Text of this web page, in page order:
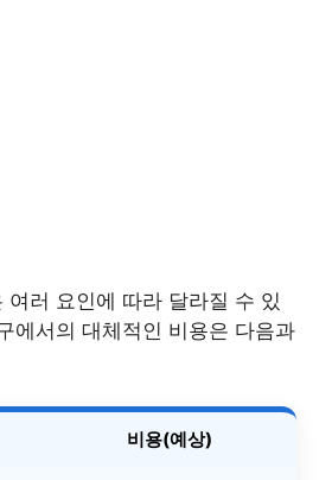
여러 요인에 따라 달라질 수 있
에서의 대체적인 비용은 다음과
비용(예상)